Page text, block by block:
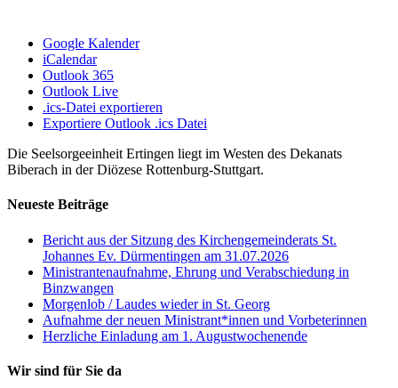
Google Kalender
iCalendar
Outlook 365
Outlook Live
.ics-Datei exportieren
Exportiere Outlook .ics Datei
Die Seelsorgeeinheit Ertingen liegt im Westen des Dekanats
Biberach in der Diözese Rottenburg-Stuttgart.
Neueste Beiträge
Bericht aus der Sitzung des Kirchengemeinderats St.
Johannes Ev. Dürmentingen am 31.07.2026
Ministrantenaufnahme, Ehrung und Verabschiedung in
Binzwangen
Morgenlob / Laudes wieder in St. Georg
Aufnahme der neuen Ministrant*innen und Vorbeterinnen
Herzliche Einladung am 1. Augustwochenende
Wir sind für Sie da